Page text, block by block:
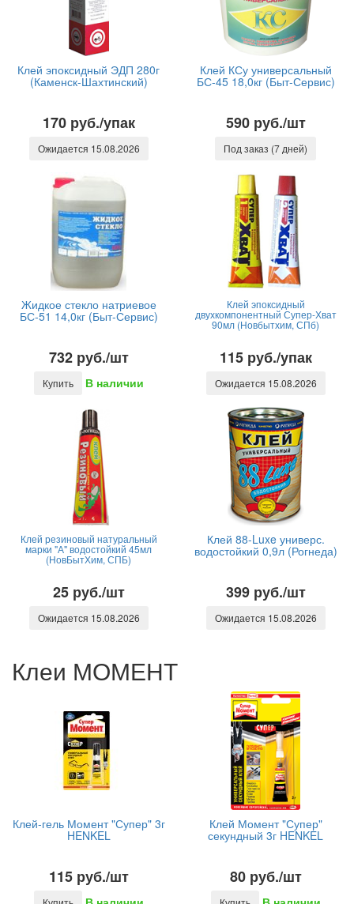
Клей эпоксидный ЭДП 280г
(Каменск-Шахтинский)
170 руб./упак
Ожидается 15.08.2026
Клей КСу универсальный
БС-45 18,0кг (Быт-Сервис)
590 руб./шт
Под заказ (7 дней)
Жидкое стекло натриевое
БС-51 14,0кг (Быт-Сервис)
732 руб./шт
Купить В наличии
Клей эпоксидный
двухкомпонентный Супер-Хват
90мл (Новбытхим, СПб)
115 руб./упак
Ожидается 15.08.2026
Клей резиновый натуральный
марки "А" водостойкий 45мл
(НовБытХим, СПБ)
25 руб./шт
Ожидается 15.08.2026
Клей 88-Luxe универс.
водостойкий 0,9л (Рогнеда)
399 руб./шт
Ожидается 15.08.2026
Клеи МОМЕНТ
Клей-гель Момент "Супер" 3г
HENKEL
115 руб./шт
Клей Момент "Супер"
секундный 3г HENKEL
80 руб./шт